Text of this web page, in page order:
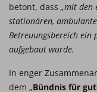
betont, dass „mit den
stationären,
Betreuungsbereich
aufgebaut wurde.
In enger
dem „Bündnis für